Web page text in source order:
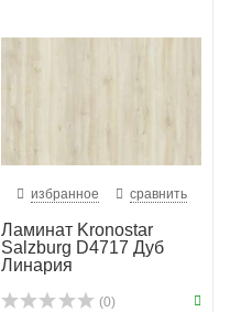
избранное сравнить
Ламинат Kronostar
Salzburg D4717 Дуб
Линария
(0)